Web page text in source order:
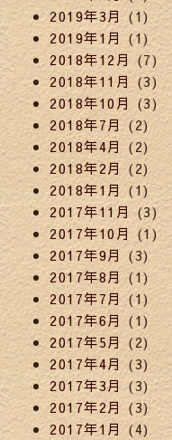
2019年3月(1)
2019年1月 (1)
2018年12月 (7)
2018年11月(3)
2018年10月 (3)
2018年7月(2)
2018年4月 (2)
2018年2月(2)
2018年1月(1)
2017年11月 (3)
2017年10月 (1)
2017年9月 (3)
2017年8月 (1)
2017年7月(1)
2017年6月(1)
2017年5月 (2)
2017年4月 (3)
2017年3月 (3)
2017年2月 (3)
2017年1月 (4)